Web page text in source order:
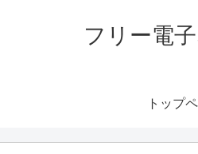
フリー電
トップ